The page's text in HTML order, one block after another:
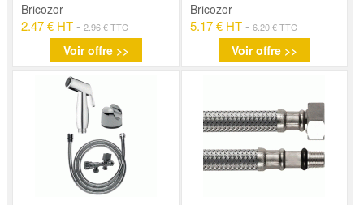
Bricozor
2.47 € HT -2.96 € TTC
Voir offre >>
Bricozor
5.17 € HT- 6.20 € TTC
Voir offre >>